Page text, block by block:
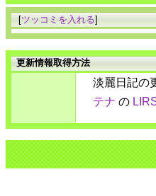
[ツッコミを入れる]
更新情報取得方法
淡麗日記の
テナ の